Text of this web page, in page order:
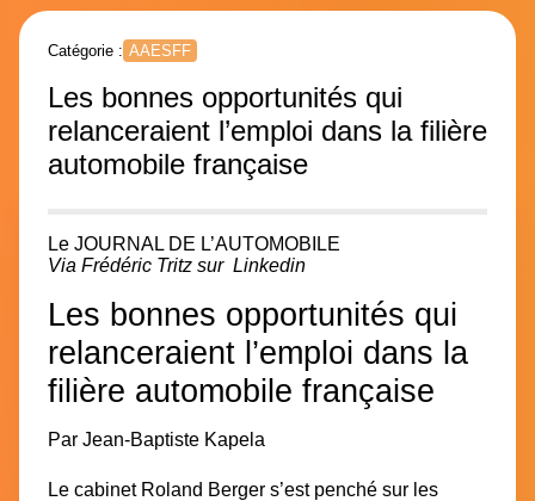
Catégorie : AAESFF
Les bonnes opportunités qui
relanceraient l’emploi dans la filière
automobile française
Le JOURNAL DE L’AUTOMOBILE
Via Frédéric Tritz sur Linkedin
Les bonnes opportunités qui
relanceraient l’emploi dans la
filière automobile française
Par Jean-Baptiste Kapela
Le cabinet Roland Berger s’est penché sur les